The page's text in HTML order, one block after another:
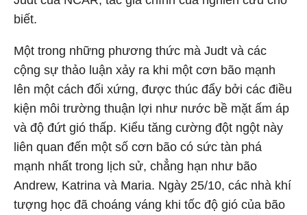
biết.
Một trong những phương thức mà Judt và các
cộng sự thảo luận xảy ra khi một cơn bão mạnh
lên một cách đối xứng, được thúc đẩy bởi các điều
kiện môi trường thuận lợi như nước bề mặt ấm áp
và độ đứt gió thấp. Kiểu tăng cường đột ngột này
liên quan đến một số cơn bão có sức tàn phá
mạnh nhất trong lịch sử, chẳng hạn như bão
Andrew, Katrina và Maria. Ngày 25/10, các nhà khí
tượng học đã choáng váng khi tốc độ gió của bão